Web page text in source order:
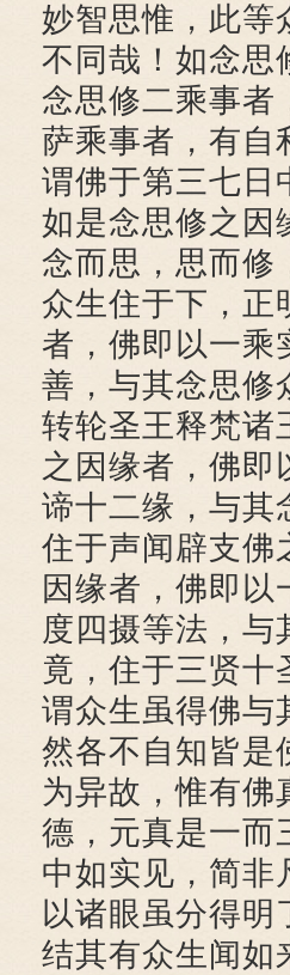
妙智思惟，此等
不同哉！如念思
念思修二乘事者
萨乘事者，有自
谓佛于第三七日
如是念思修之因
念而思，思而修
众生住于下，正
者，佛即以一乘
善，与其念思修
转轮圣王释梵诸
之因缘者，佛即
谛十二缘，与其
住于声闻辟支佛
因缘者，佛即
度四摄等法，与
竟，住于三贤十
谓众生虽得佛与
然各不自知皆是
为异故，惟有佛
德，元真是一而
中如实见，简非
以诸眼虽分得明
结其有众生闻如